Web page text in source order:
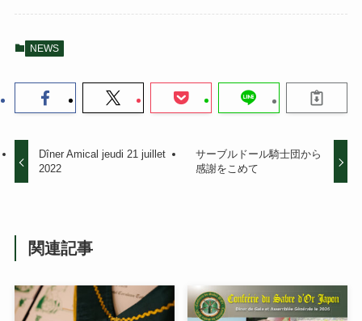
NEWS
Dîner Amical jeudi 21 juillet
2022
サーブルドール騎士団から
感謝をこめて
関連記事